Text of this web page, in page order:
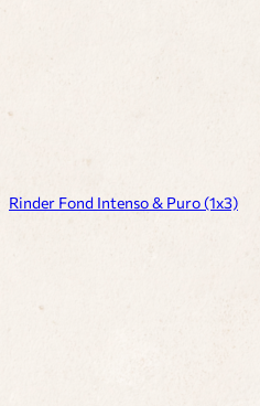
Rinder Fond Intenso & Puro (1x3)